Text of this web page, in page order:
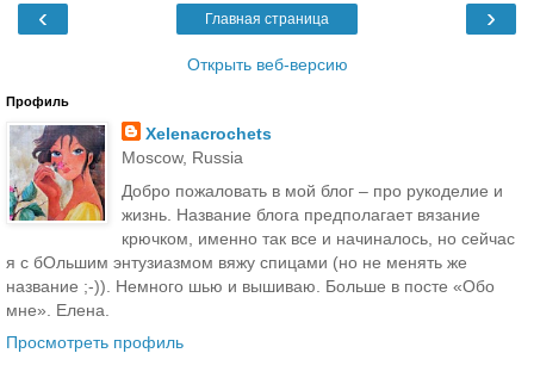
‹ ›
Главная страница
Открыть веб-версию
Профиль
Xelenacrochets
Moscow, Russia
Добро пожаловать в мой блог – про рукоделие и
жизнь. Название блога предполагает вязание
крючком, именно так все и начиналось, но сейчас
я с бОльшим энтузиазмом вяжу спицами (но не менять же
название ;-)). Немного шью и вышиваю. Больше в посте «Обо
мне». Елена.
Просмотреть профиль